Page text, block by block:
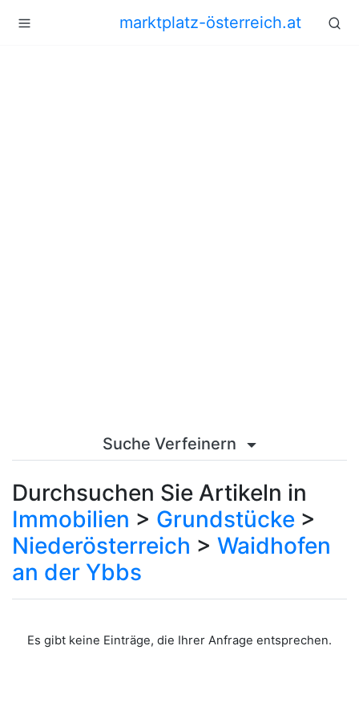
marktplatz-österreich.at
Suche Verfeinern
Durchsuchen Sie Artikeln in
Immobilien > Grundstücke >
Niederösterreich > Waidhofen
an der Ybbs
Es gibt keine Einträge, die Ihrer Anfrage entsprechen.